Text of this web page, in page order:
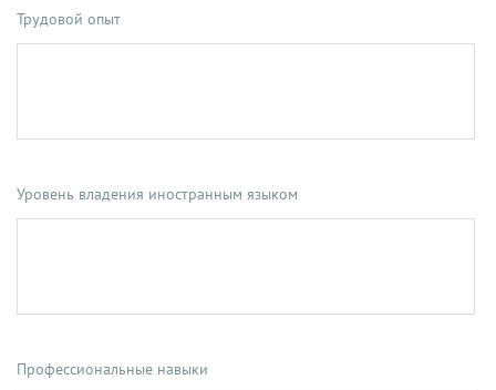
Трудовой опыт
Уровень владения иностранным языком
Профессиональные навыки